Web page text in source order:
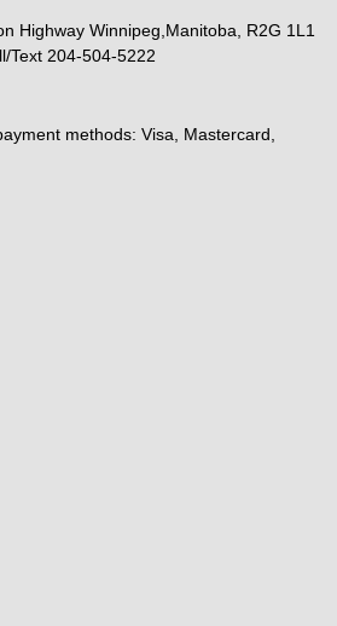
Highway Winnipeg,Manitoba, R2G 1L1
Text 204-504-5222
methods: Visa, Mastercard,